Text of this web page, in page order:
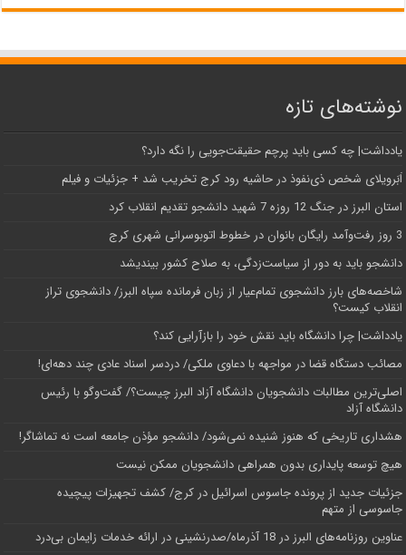
نوشته‌های تازه
یادداشت| ‌چه کسی باید پرچم حقیقت‌جویی را نگه دارد؟
اَبَر‌ویلای شخص ذی‌نفوذ در حاشیه‌ رود کرج تخریب شد + جزئیات و فیلم
استان البرز در جنگ 12 روزه 7 شهید دانشجو تقدیم انقلاب کرد
3 روز رفت‌وآمد رایگان بانوان در خطوط اتوبوسرانی شهری کرج
دانشجو باید به دور از سیاست‌زدگی، به صلاح کشور بیندیشد
شاخصه‌های بارز دانشجوی تمام‌عیار از زبان فرمانده سپاه البرز/ دانشجوی تراز
انقلاب کیست؟
یادداشت| چرا دانشگاه باید نقش خود را بازآرایی کند؟
مصائب دستگاه قضا در مواجهه با دعاوی ملکی/ دردسر اسناد عادی چند‌ دهه‌ای!
اصلی‌ترین مطالبات دانشجویان دانشگاه آزاد البرز چیست؟/ گفت‌وگو با رئیس
دانشگاه آز‌اد
هشداری تاریخی که هنوز شنیده نمی‌شود/ دانشجو مؤذن جامعه است نه تماشاگر!
هیچ توسعه پایداری بدون همراهی دانشجویان ممکن نیست
جزئیات جدید از پرونده جاسوس اسرائیل در کرج/‌ کشف تجهیزات پیچیده
جاسوسی از متهم
عناوین روزنامه‌های البرز در ‌18 آذرماه/صدرنشینی در ارائه خدمات زایمان بی‌درد